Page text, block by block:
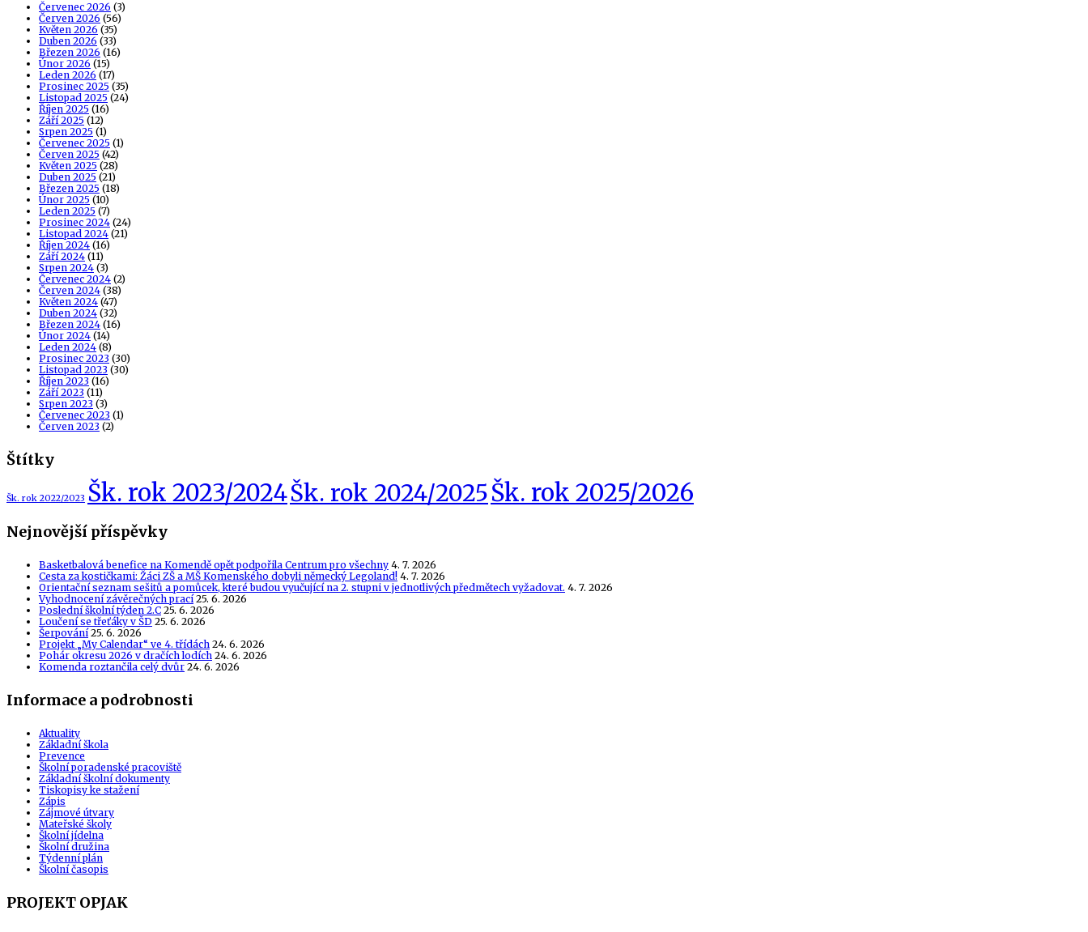
Červenec 2026 (3)
Červen 2026 (56)
Květen 2026 (35)
Duben 2026 (33)
Březen 2026 (16)
Únor 2026 (15)
Leden 2026 (17)
Prosinec 2025 (35)
Listopad 2025 (24)
Říjen 2025 (16)
Září 2025 (12)
Srpen 2025 (1)
Červenec 2025 (1)
Červen 2025 (42)
Květen 2025 (28)
Duben 2025 (21)
Březen 2025 (18)
Únor 2025 (10)
Leden 2025 (7)
Prosinec 2024 (24)
Listopad 2024 (21)
Říjen 2024 (16)
Září 2024 (11)
Srpen 2024 (3)
Červenec 2024 (2)
Červen 2024 (38)
Květen 2024 (47)
Duben 2024 (32)
Březen 2024 (16)
Únor 2024 (14)
Leden 2024 (8)
Prosinec 2023 (30)
Listopad 2023 (30)
Říjen 2023 (16)
Září 2023 (11)
Srpen 2023 (3)
Červenec 2023 (1)
Červen 2023 (2)
Štítky
Šk. rok 2022/2023 Šk. rok 2023/2024Šk. rok 2024/2025Šk. rok 2025/2026
Nejnovější příspěvky
Basketbalová benefice na Komendě opět podpořila Centrum pro všechny 4. 7. 2026
Cesta za kostičkami: Žáci ZŠ a MŠ Komenského dobyli německý Legoland! 4. 7. 2026
Orientační seznam sešitů a pomůcek, které budou vyučující na 2. stupni v jednotlivých předmětech vyžadovat. 4. 7. 2026
Vyhodnocení závěrečných prací 25. 6. 2026
Poslední školní týden 2.C 25. 6. 2026
Loučení se třeťáky v ŠD 25. 6. 2026
Šerpování 25. 6. 2026
Projekt „My Calendar“ ve 4. třídách 24. 6. 2026
Pohár okresu 2026 v dračích lodích 24. 6. 2026
Komenda roztančila celý dvůr 24. 6. 2026
Informace a podrobnosti
Aktuality
Základní škola
Prevence
Školní poradenské pracoviště
Základní školní dokumenty
Tiskopisy ke stažení
Zápis
Zájmové útvary
Mateřské školy
Školní jídelna
Školní družina
Týdenní plán
Školní časopis
PROJEKT OPJAK